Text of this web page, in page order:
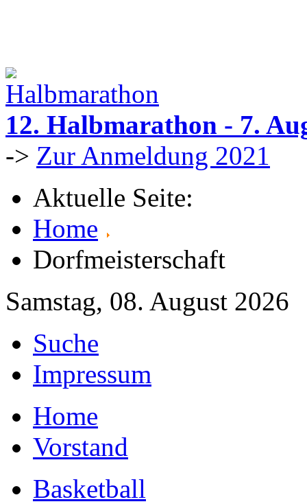
12. Halbmarathon - 7.
-> Zur Anmeldung 2021
Aktuelle Seite:
Home
Dorfmeisterschaft
Samstag, 08. August 2026
Suche
Impressum
Home
Vorstand
Basketball